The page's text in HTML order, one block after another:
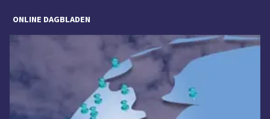
ONLINE DAGBLADEN